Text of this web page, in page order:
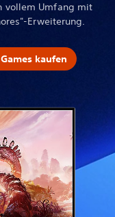
vollem Umfang mit
Erweiterung.
kaufen